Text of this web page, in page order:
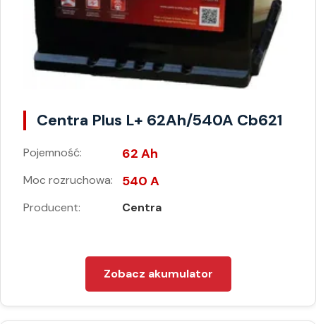
Centra Plus L+ 62Ah/540A Cb621
Pojemność: 62 Ah
Moc rozruchowa: 540 A
Producent: Centra
Zobacz akumulator